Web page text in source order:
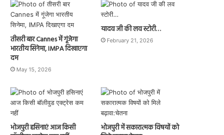
तीसरी बार Cannes में गूंजेगा
भारतीय सिनेमा, IMPA दिखाएगा
दम
May 15, 2026
यादव जी की लव स्टोरी…
February 21, 2026
भोजपुरी हसिनाएं आज किसी
भोजपुरी में सकारात्मक विषयों को